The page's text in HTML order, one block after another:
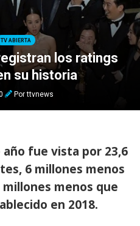
TV ABIERTA
los ratings
su historia
Porttvnews
fue vista por 23,6
6 millones menos
menos que
en 2018.